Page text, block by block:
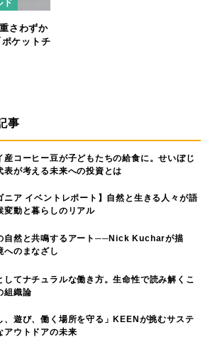
ド
さわずか
ケットチ
事
産コーヒー豆が子どもたちの給食に。せいぼじ
表が考える未来への投資とは
ニア イベントレポート】自然と生きる人々が語
変動と暮らしのリアル
自然と共鳴するアート──Nick Kucharが描
へのまなざし
してナチュラルな働き方。生命性で読み解くこ
組織論
、遊び、働く場所を守る」KEENが挑むサステ
アウトドアの未来